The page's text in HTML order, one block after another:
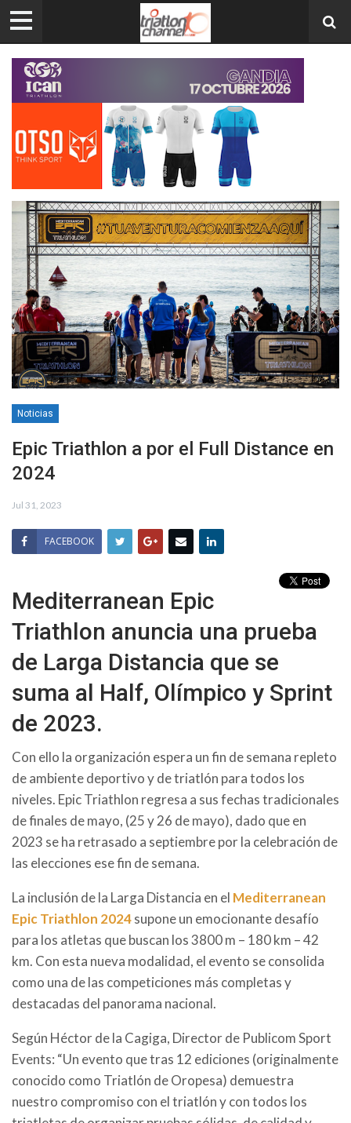
Noticias
Epic Triathlon a por el Full Distance en
2024
Jul 31, 2023
FACEBOOK
Mediterranean Epic
Triathlon anuncia una prueba
de Larga Distancia que se
suma al Half, Olímpico y Sprint
de 2023.
Con ello la organización espera un fin de semana repleto
de ambiente deportivo y de triatlón para todos los
niveles. Epic Triathlon regresa a sus fechas tradicionales
de finales de mayo, (25 y 26 de mayo), dado que en
2023 se ha retrasado a septiembre por la celebración de
las elecciones ese fin de semana.
La inclusión de la Larga Distancia en el Mediterranean
Epic Triathlon 2024supone un emocionante desafío
para los atletas que buscan los 3800 m – 180 km – 42
km. Con esta nueva modalidad, el evento se consolida
como una de las competiciones más completas y
destacadas del panorama nacional.
Según Héctor de la Cagiga, Director de Publicom Sport
Events: “Un evento que tras 12 ediciones (originalmente
conocido como Triatlón de Oropesa) demuestra
nuestro compromiso con el triatlón y con todos los